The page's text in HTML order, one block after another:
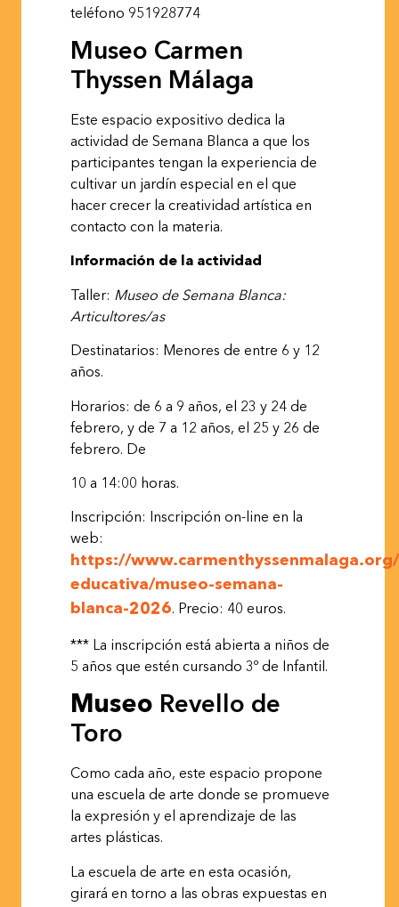
teléfono 951928774
Museo Carmen
Thyssen Málaga
Este espacio expositivo dedica la
actividad de Semana Blanca a que los
participantes tengan la experiencia de
cultivar un jardín especial en el que
hacer crecer la creatividad artística en
contacto con la materia.
Información de la actividad
Taller: Museo de Semana Blanca:
Articultores/as
Destinatarios: Menores de entre 6 y 12
años.
Horarios: de 6 a 9 años, el 23 y 24 de
febrero, y de 7 a 12 años, el 25 y 26 de
febrero. De
10 a 14:00 horas.
Inscripción: Inscripción on-line en la
web:
https://
educativa/museo-semana-
blanca-2026. Precio: 40 euros.
*** La inscripción está abierta a niños de
5 años que estén cursando 3º de Infantil.
Museo Revello de
Toro
Como cada año, este espacio propone
una escuela de arte donde se promueve
la expresión y el aprendizaje de las
artes plásticas.
La escuela de arte en esta ocasión,
girará en torno a las obras expuestas en